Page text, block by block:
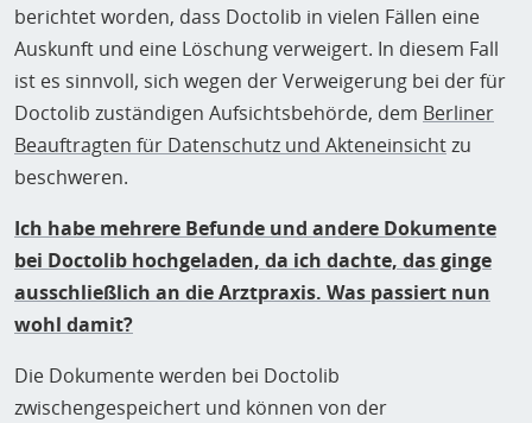
berichtet worden, dass Doctolib in vielen Fällen eine
Auskunft und eine Löschung verweigert. In diesem Fall
ist es sinnvoll, sich wegen der Verweigerung bei der für
Doctolib zuständigen Aufsichtsbehörde, dem Berliner
Beauftragten für Datenschutz und Akteneinsichtzu
beschweren.
Ich habe mehrere Befunde und andere Dokumente
bei Doctolib hochgeladen, da ich dachte, das ginge
ausschließlich an die Arztpraxis. Was passiert nun
wohl damit?
Die Dokumente werden bei Doctolib
zwischengespeichert und können von der